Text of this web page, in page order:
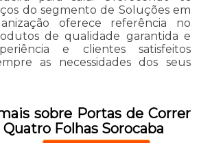
do segmento de Soluções em
oferece referência no
de qualidade garantida e
e clientes satisfeitos
as necessidades dos seus
sobre Portas de Correr
Folhas Sorocaba